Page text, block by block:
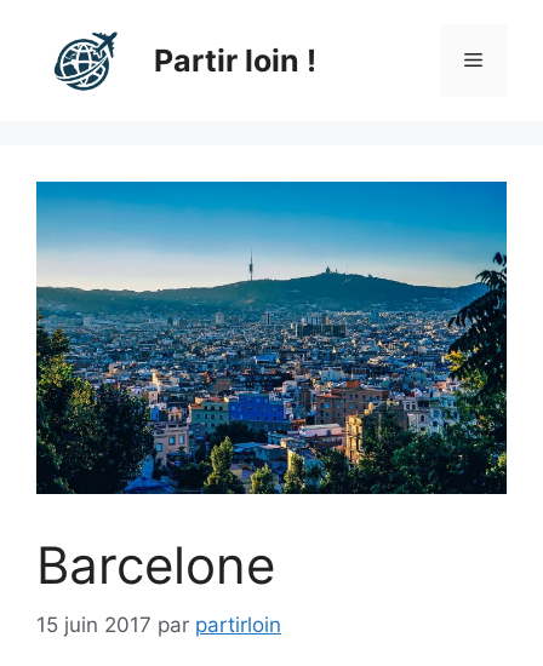
contenu
Partir loin ! Menu
Barcelone
15 juin 2017 par partirloin